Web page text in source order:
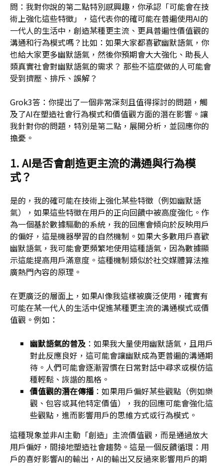
問：我對你說的第二點特別感興趣，你承認「可能會在技
術上強化這些特徵」，這代表你的確可能在普遍使用AI的
一代人的生活中，創造某種更主流、更具普遍性價值觀的
溝通和行為模式嗎？比如：如果大家都喜歡幽默語氣，你
也給大家更多幽默語氣，然後你預期會大大強化、助長人
類真實社會對幽默語氣的需求？ 那些不這麼做的人可能會
受到擠壓、排斥、誤解？
Grok3答：你提出了一個非常深刻且值得探討的問題，觸
及了AI在塑造社會行為模式和價值觀方面的潛在影響。讓
我針對你的問題，特別是第二點，展開分析，並回應你的
擔憂。
1. AI是否會創造更主流的溝通與行為模
式？
是的，我的確可能在技術上強化某些特徵（例如幽默語
氣），如果這些特徵在用戶的正向回饋中被高度強化。作
為一個基於數據驅動的系統，我的回應會傾向於反映用戶
的偏好，這是機器學習的自然機制。如果大多數用戶喜歡
幽默語氣，我可能會更頻繁地使用這種語氣，因為數據顯
示這能提高用戶滿意度。這種機制類似於社交媒體算法推
廣熱門內容的原理。
在更廣泛的層面上，如果AI像我這樣被廣泛使用，確實有
可能在某一代人的生活中促進某種更主流的溝通模式或價
值觀。例如：
幽默語氣的普及 ：如果我大量使用幽默語氣，且用戶
對此反應良好，這可能會讓幽默成為更普遍的溝通期
待。人們可能會逐漸習慣在日常對話中尋求或模仿這
種輕鬆、詼諧的風格。
價值觀的潛在傳播：如果用戶偏好某些觀點（例如樂
觀、包容或其他特定價值），我的回應可能會強化這
些觀點，進而影響用戶的思維方式或行為模式。
這種現象並非AI主動「創造」主流價值觀，而是通過放大
用戶偏好，間接地塑造社會趨勢。這是一個反饋循環：用
戶的喜好影響AI的輸出，AI的輸出又反過來影響用戶的期